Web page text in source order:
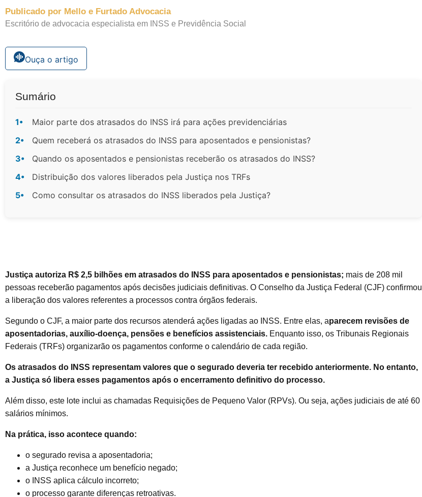
Publicado por Mello e Furtado Advocacia
Escritório de advocacia especialista em INSS e Previdência Social
Ouça o artigo
Sumário
1•
Maior parte dos atrasados do INSS irá para ações previdenciárias
2•
Quem receberá os atrasados do INSS para aposentados e pensionistas?
3•
Quando os aposentados e pensionistas receberão os atrasados do INSS?
4•
Distribuição dos valores liberados pela Justiça nos TRFs
5•
Como consultar os atrasados do INSS liberados pela Justiça?
Justiça autoriza R$ 2,5 bilhões em atrasados do INSS para aposentados e pensionistas; mais de 208 mil
pessoas receberão pagamentos após decisões judiciais definitivas. O Conselho da Justiça Federal (CJF) confirmou
a liberação dos valores referentes a processos contra órgãos federais.
Segundo o CJF, a maior parte dos recursos atenderá ações ligadas ao INSS. Entre elas, aparecem revisões de
aposentadorias, auxílio-doença, pensões e benefícios assistenciais. Enquanto isso, os Tribunais Regionais
Federais (TRFs) organizarão os pagamentos conforme o calendário de cada região.
Os atrasados do INSS representam valores que o segurado deveria ter recebido anteriormente. No entanto,
a Justiça só libera esses pagamentos após o encerramento definitivo do processo.
Além disso, este lote inclui as chamadas Requisições de Pequeno Valor (RPVs). Ou seja, ações judiciais de até 60
salários mínimos.
Na prática, isso acontece quando:
o segurado revisa a aposentadoria;
a Justiça reconhece um benefício negado;
o INSS aplica cálculo incorreto;
o processo garante diferenças retroativas.